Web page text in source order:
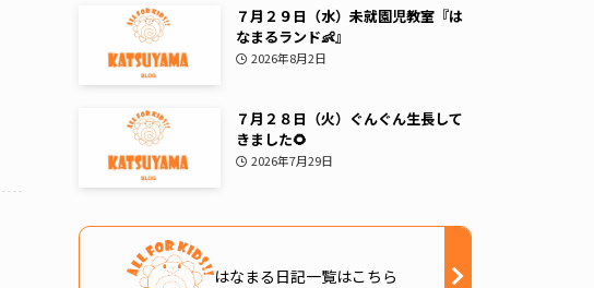
７月２９日（水）未就園児教室『は
なまるランド👶』
2026年8月2日
７月２８日（火）ぐんぐん生長して
きました🌻
2026年7月29日
はなまる日記一覧はこちら